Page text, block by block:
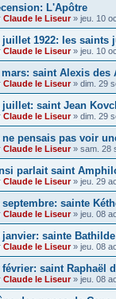
L'Apôtre
Claude le Liseur» jeu. 10
juillet 1922: les saints
Claude le Liseur» jeu. 10
mars: saint Alexis des
Claude le Liseur» dim. 29
juillet: saint Jean
Claude le Liseur» dim. 29
ne pensais pas voir
Claude le Liseur» sam. 28
parlait saint
Claude le Liseur» jeu. 29
septembre: sainte
Claude le Liseur» jeu. 08
janvier: sainte
Claude le Liseur» jeu. 08
février: saint Raphaël
Claude le Liseur» jeu. 08